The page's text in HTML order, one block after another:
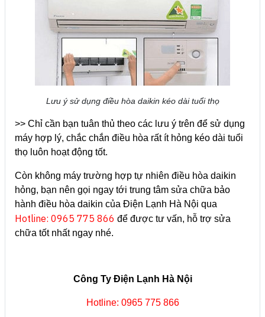
Lưu ý sử dụng điều hòa daikin kéo dài tuổi thọ
>> Chỉ cần bạn tuân thủ theo các lưu ý trên để sử dụng
máy hợp lý, chắc chắn điều hòa rất ít hỏng kéo dài tuổi
thọ luôn hoạt động tốt.
Còn không máy trường hợp tự nhiên điều hòa daikin
hỏng, bạn nên gọi ngay tới trung tâm sửa chữa bảo
hành điều hòa daikin của Điện Lạnh Hà Nội qua
Hotline: 0965 775 866 để được tư vấn, hỗ trợ sửa
chữa tốt nhất ngay nhé.
Công Ty Điện Lạnh Hà Nội
Hotline: 0965 775 866